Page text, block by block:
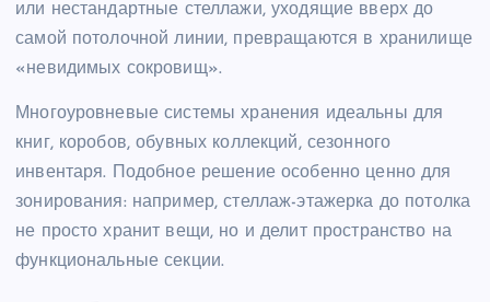
или нестандартные стеллажи, уходящие вверх до
самой потолочной линии, превращаются в хранилище
«невидимых сокровищ».
Многоуровневые системы хранения идеальны для
книг, коробов, обувных коллекций, сезонного
инвентаря. Подобное решение особенно ценно для
зонирования: например, стеллаж-этажерка до потолка
не просто хранит вещи, но и делит пространство на
функциональные секции.